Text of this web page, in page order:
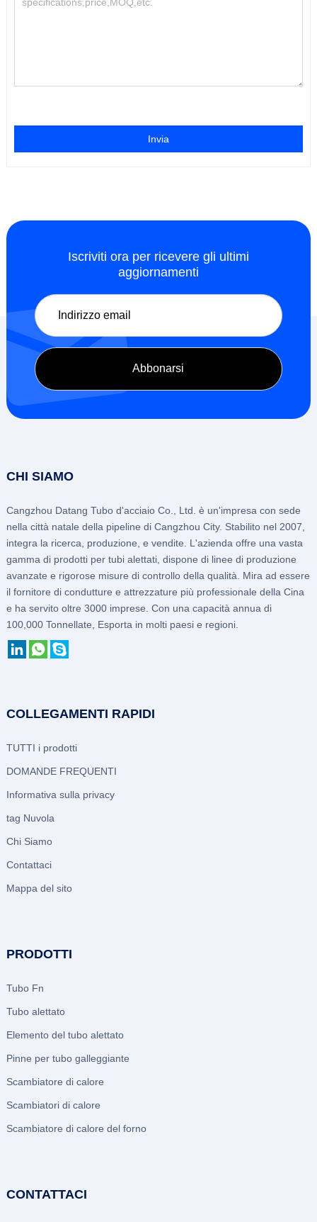
Invia
Iscriviti ora per ricevere gli ultimi
aggiornamenti
CHI SIAMO
Cangzhou Datang Tubo d'acciaio Co., Ltd. è un'impresa con sede
nella città natale della pipeline di Cangzhou City. Stabilito nel 2007,
integra la ricerca, produzione, e vendite. L'azienda offre una vasta
gamma di prodotti per tubi alettati, dispone di linee di produzione
avanzate e rigorose misure di controllo della qualità. Mira ad essere
il fornitore di condutture e attrezzature più professionale della Cina
e ha servito oltre 3000 imprese. Con una capacità annua di
100,000 Tonnellate, Esporta in molti paesi e regioni.
COLLEGAMENTI RAPIDI
TUTTI i prodotti
DOMANDE FREQUENTI
Informativa sulla privacy
tag Nuvola
Chi Siamo
Contattaci
Mappa del sito
PRODOTTI
Tubo Fn
Tubo alettato
Elemento del tubo alettato
Pinne per tubo galleggiante
Scambiatore di calore
Scambiatori di calore
Scambiatore di calore del forno
CONTATTACI